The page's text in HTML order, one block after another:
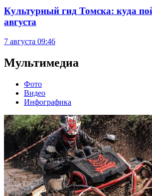
Культурный гид Томска: куда
августа
7 августа 09:46
Мультимедиа
Фото
Видео
Инфографика